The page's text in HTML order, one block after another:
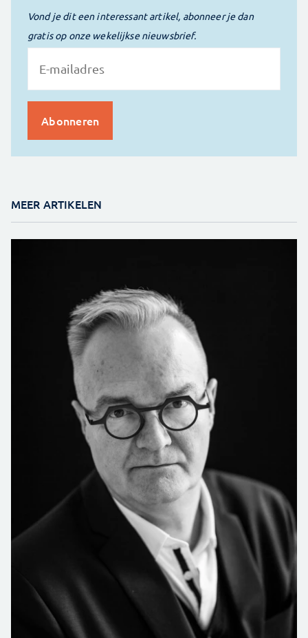
Vond je dit een interessant artikel, abonneer je dan
gratis op onze wekelijkse nieuwsbrief.
MEER ARTIKELEN